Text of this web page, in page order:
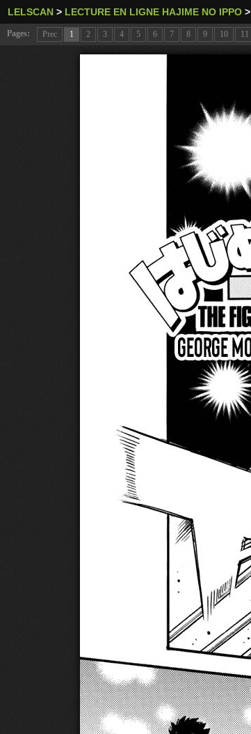
LELSCAN > LECTURE EN LIGNE HAJIME NO IPPO >
Pages: Prec 1 2 3 4 5 6 7 8 9 10 11